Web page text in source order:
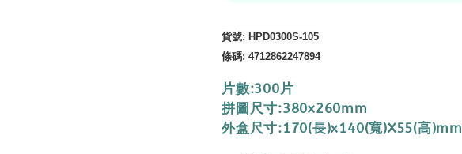
貨號: HPD0300S-105
條碼: 4712862247894
片數:300片
拼圖尺寸:380x260mm
外盒尺寸:170(長)x140(寬)X55(高)mm